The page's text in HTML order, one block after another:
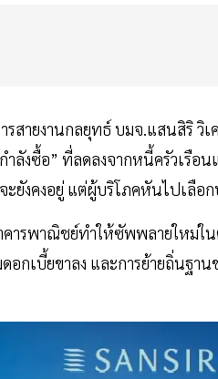
สายงานกลยุทธ์ บมจ.แสนสิริ วิ
ำลังซื้อ” ที่ลดลงจากหนี้ครัวเรื
ะยังคงอยู่ แต่ผู้บริโภคหันไปเลือ
ารพาณิชย์ทำให้ซัพพลายใหม่ใ
กเบี้ยขาลง และการย้ายถิ่นฐา